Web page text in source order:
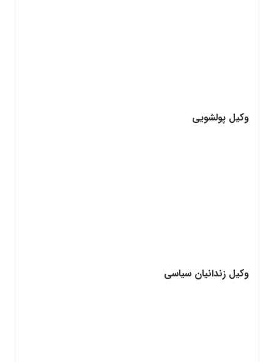
وکیل پولشویی
وکیل زندانیان سیاسی